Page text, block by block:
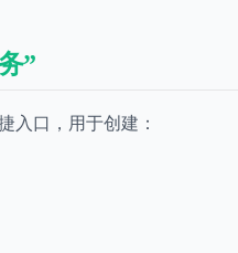
”
入口，用于创建：